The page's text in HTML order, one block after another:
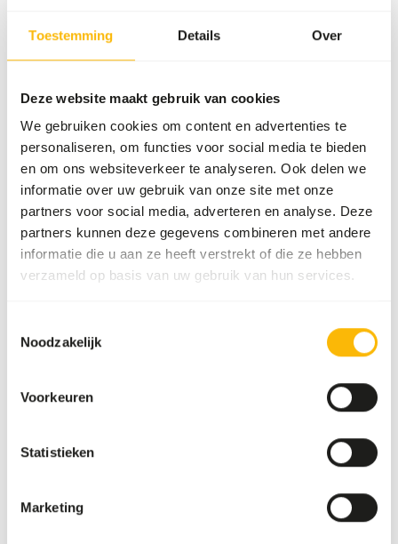
Toestemming Details Over
Deze website maakt gebruik van cookies
We gebruiken cookies om content en advertenties te
personaliseren, om functies voor social media te bieden
en om ons websiteverkeer te analyseren. Ook delen we
informatie over uw gebruik van onze site met onze
partners voor social media, adverteren en analyse. Deze
partners kunnen deze gegevens combineren met andere
informatie die u aan ze heeft verstrekt of die ze hebben
verzameld op basis van uw gebruik van hun services.
Noodzakelijk
Voorkeuren
Statistieken
Marketing
An unbalanced diet may result in one of these more
Iron storage disease
Obesity
Aanvullend advies
Divide the “Feed quantity per day” over at least
two feeding moments per day.
the hindgut because of high sugar levels in
read
more about nutritional values of (wild) fruits
and vegetables
or hanging the feed (
read more about feed
Terug naar database